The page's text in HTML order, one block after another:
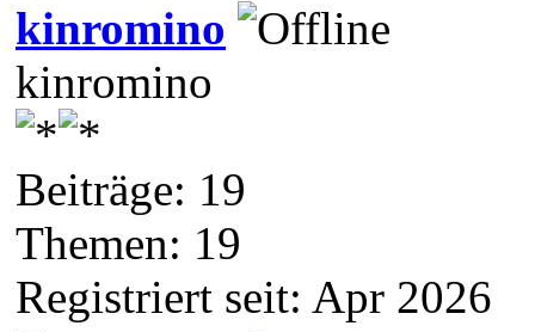
kinromino
kinromino
Beiträge: 19
Themen: 19
Registriert seit: Apr 2026